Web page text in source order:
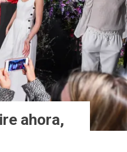
ahora,